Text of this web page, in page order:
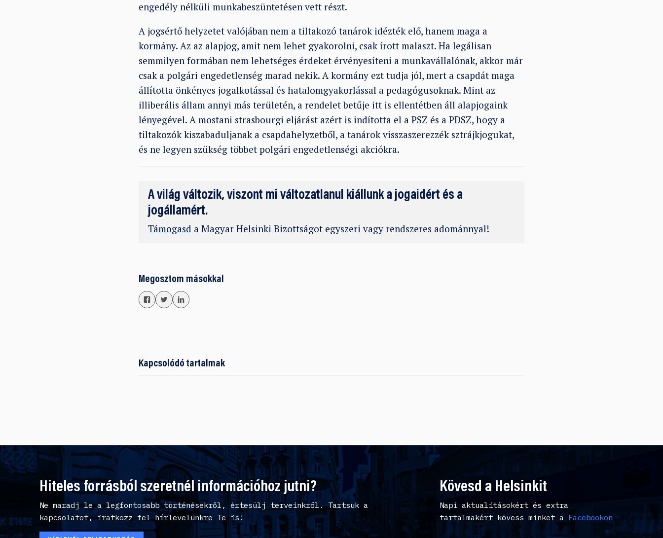
engedély nélküli munkabeszüntetésen vett részt.
A jogsértő helyzetet valójában nem a tiltakozó tanárok idézték elő, hanem maga a
kormány. Az az alapjog, amit nem lehet gyakorolni, csak írott malaszt. Ha legálisan
semmilyen formában nem lehetséges érdeket érvényesíteni a munkavállalónak, akkor már
csak a polgári engedetlenség marad nekik. A kormány ezt tudja jól, mert a csapdát maga
állította önkényes jogalkotással és hatalomgyakorlással a pedagógusoknak. Mint az
illiberális állam annyi más területén, a rendelet betűje itt is ellentétben áll alapjogaink
lényegével. A mostani strasbourgi eljárást azért is indította el a PSZ és a PDSZ, hogy a
tiltakozók kiszabaduljanak a csapdahelyzetből, a tanárok visszaszerezzék sztrájkjogukat,
és ne legyen szükség többet polgári engedetlenségi akciókra.
A világ változik, viszont mi változatlanul kiállunk a jogaidért és a
jogállamért.
Támogasd a Magyar Helsinki Bizottságot egyszeri vagy rendszeres adománnyal!
Megosztom másokkal
Kapcsolódó tartalmak
Hiteles forrásból szeretnél információhoz jutni?
Ne maradj le a legfontosabb történésekről, értesülj terveinkről. Tartsuk a
kapcsolatot, iratkozz fel hírlevelünkre Te is!
Kövesd a Helsinkit
Napi aktualitásokért és extra
tartalmakért kövess minket aFacebookon